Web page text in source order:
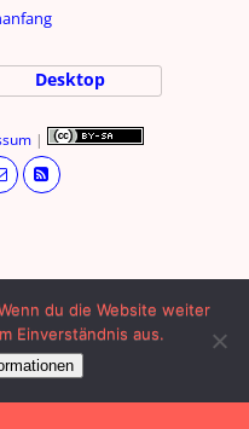
Desktop
|
du die Website weiter
Einverständnis aus.